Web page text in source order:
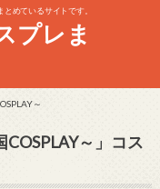
めているサイトです。
プレま
～
～」コス